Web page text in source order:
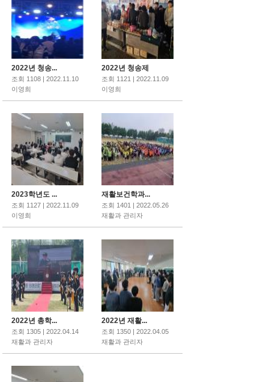
2022년 청송...
조회 1108 | 2022.11.10
이영희
2022년 청송제
조회 1121 | 2022.11.09
이영희
2023학년도 ...
조회 1127 | 2022.11.09
이영희
재활보건학과...
조회 1401 | 2022.05.26
재활과 관리자
2022년 총학...
조회 1305 | 2022.04.14
재활과 관리자
2022년 재활...
조회 1350 | 2022.04.05
재활과 관리자